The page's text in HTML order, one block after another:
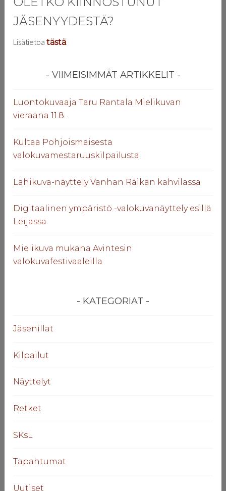
JÄSENYYDESTÄ?
Lisätietoatästä
VIIMEISIMMÄT ARTIKKELIT
Luontokuvaaja Taru Rantala Mielikuvan
vieraana 11.8.
Kultaa Pohjoismaisesta
valokuvamestaruuskilpailusta
Lähikuva-näyttely Vanhan Räikän kahvilassa
Digitaalinen ympäristö -valokuvanäyttely esillä
Leijassa
Mielikuva mukana Avintesin
valokuvafestivaaleilla
KATEGORIAT
Jäsenillat
Kilpailut
Näyttelyt
Retket
SKsL
Tapahtumat
Uutiset